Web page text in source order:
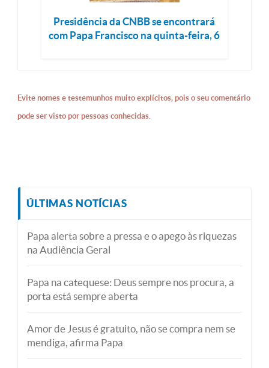
Presidência da CNBB se encontrará
com Papa Francisco na quinta-feira, 6
Evite nomes e testemunhos muito explícitos, pois o seu comentário
pode ser visto por pessoas conhecidas.
ÚLTIMAS NOTÍCIAS
Papa alerta sobre a pressa e o apego às riquezas
na Audiência Geral
Papa na catequese: Deus sempre nos procura, a
porta está sempre aberta
Amor de Jesus é gratuito, não se compra nem se
mendiga, afirma Papa